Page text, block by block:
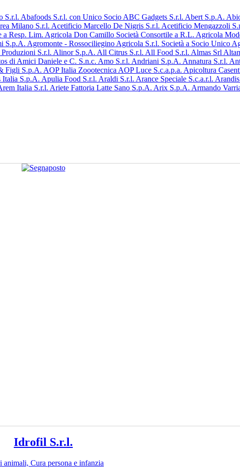
S.r.l. Abafoods S.r.l. con Unico SocioABC Gadgets S.r.l. Abert S.p.A.
Milano S.r.l. Acetificio Marcello De Nigris S.r.l. Acetificio Mengazzoli
a Resp. Lim. Agricola Don Camillo Società Consortile a R.L. Agricola
S.p.A. Agromonte - Rossociliegino Agricola S.r.l. Società a Socio Unico
S.r.l. Alinor S.p.A. All Citrus S.r.l. All Food S.r.l. Almas Srl
di Amici Daniele e C. S.n.c. Amo S.r.l. Andriani S.p.A. Annatura S.r.l.
Figli S.p.A. AOP Italia ZoootecnicaAOP Luce S.c.a.p.a. Apicoltura
Italia S.p.A. Apulia Food S.r.l. Araldi S.r.l. Arance Speciale S.c.a.r.l.
Italia S.r.l. Ariete Fattoria Latte Sano S.p.A. Arix S.p.A. Armando
Idrofil S.r.l.
animali, Cura persona e infanzia